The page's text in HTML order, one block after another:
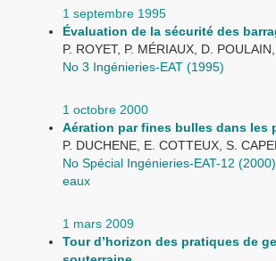
1 septembre 1995
Évaluation de la sécurité des
P. ROYET, P. MÉRIAUX, D.
No 3 Ingénieries-EAT (1995)
1 octobre 2000
Aération par fines bulles dans les
P. DUCHENE, E. COTTEUX, S.
No Spécial Ingénieries-EAT-12
eaux
1 mars 2009
Tour d’horizon des pratiques de